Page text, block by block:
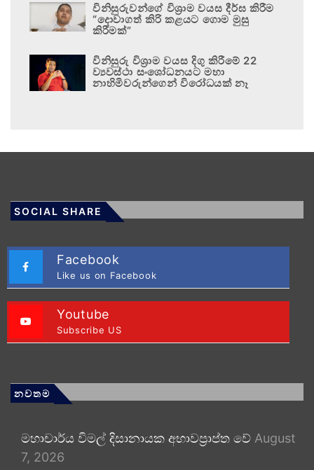
විනිසුරුවන්ගේ විශ්‍රාම වයස දීර්ඝ කිරීම
“දොවාගත් කිරි කළයට ගොම මුසු
කිරීමක්”
විනිසුරු විශ්‍රාම වයස දිගු කිරීමේ 22
ව්‍යවස්ථා සංශෝධනයට මහා
නාහිමිවරුන්ගෙන් විරෝධයක් නෑ
SOCIAL SHARE
Facebook
Like us on Facebook
Youtube
Subscribe US
නවතම
මහාචාර්ය විමල් දිසානායක අභාවප්‍රාප්ත වේ August
7, 2026